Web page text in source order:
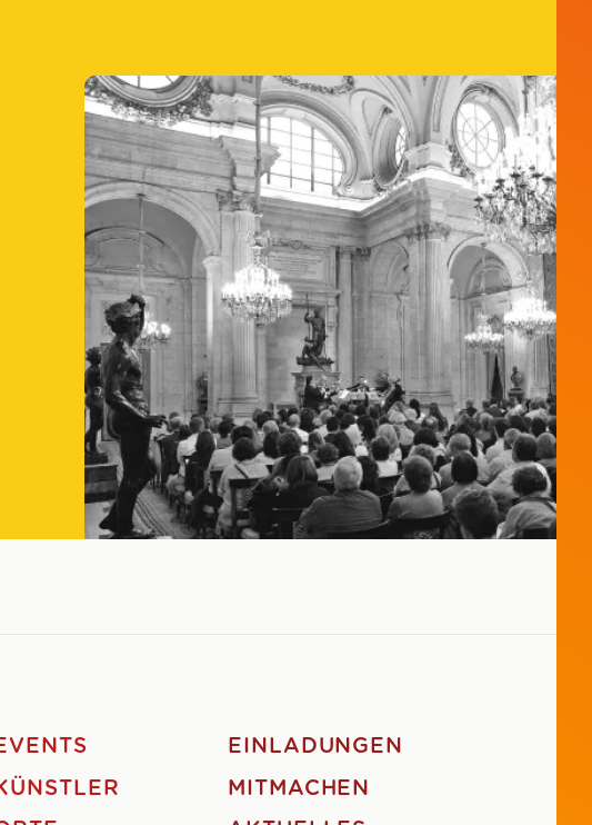
EINLADUNGEN
MITMACHEN